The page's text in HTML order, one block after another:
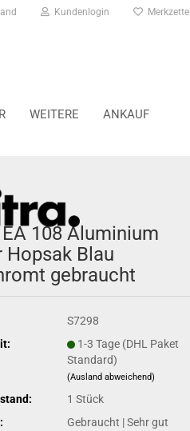
Kundenlogin Merkzettel
ANKAUF
WEITERE
108 Aluminium
Hopsak Blau
gebraucht
S7298
1-3 Tage (DHL Paket
Standard)
(Ausland abweichend)
1 Stück
Gebraucht | Sehr gut